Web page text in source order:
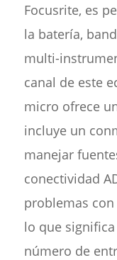
Focusrite, es
la batería,
multi-
canal de este
micro ofrece
incluye un
manejar
conectividad
problemas
lo que
número de